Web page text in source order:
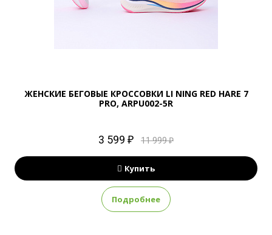
ЖЕНСКИЕ БЕГОВЫЕ КРОССОВКИ LI NING RED HARE 7
PRO, ARPU002-5R
3 599 ₽ 11 999 ₽
Купить
Подробнее